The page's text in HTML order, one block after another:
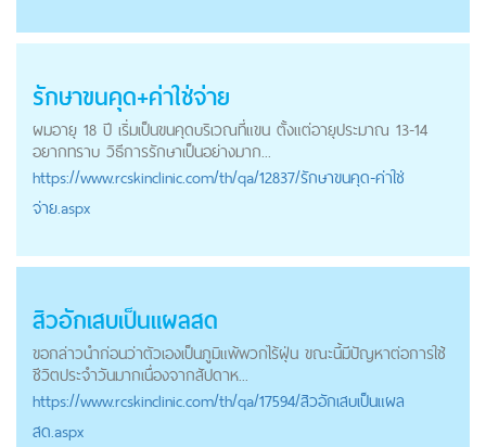
รักษาขนคุด+ค่าใช่จ่าย
ผมอายุ 18 ปี เริ่มเป็นขนคุดบริเวณที่แขน ตั้งแต่อายุประมาณ 13-14
อยากทราบ วิธีการรักษาเป็นอย่างมาก...
https://www.rcskinclinic.com/th/qa/12837/รักษาขนคุด-ค่าใช่
จ่าย.aspx
สิวอักเสบเป็นแผลสด
ขอกล่าวนำก่อนว่าตัวเองเป็นภูมิแพ้พวกไร้ฝุ่น ขณะนี้มีปัญหาต่อการใช้
ชีวิตประจำวันมากเนื่องจากสัปดาห...
https://www.rcskinclinic.com/th/qa/17594/สิวอักเสบเป็นแผล
สด.aspx